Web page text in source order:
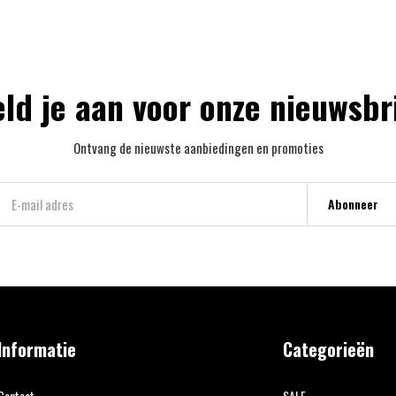
je aan voor onze
Ontvang de nieuwste aanbiedingen en promoties
Abonneer
Categorieën